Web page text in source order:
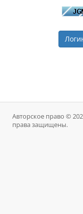
Авторское право ©
права защищены.